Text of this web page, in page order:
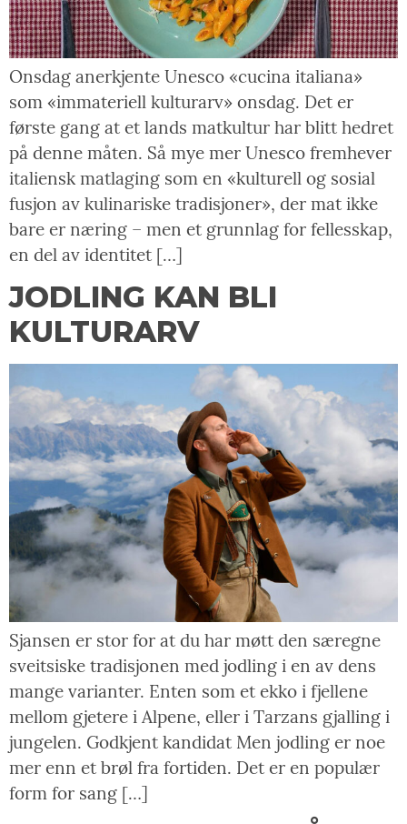
Onsdag anerkjente Unesco «cucina italiana»
som «immateriell kulturarv» onsdag. Det er
første gang at et lands matkultur har blitt hedret
på denne måten. Så mye mer Unesco fremhever
italiensk matlaging som en «kulturell og sosial
fusjon av kulinariske tradisjoner», der mat ikke
bare er næring – men et grunnlag for fellesskap,
en del av identitet […]
JODLING KAN BLI
KULTURARV
Sjansen er stor for at du har møtt den særegne
sveitsiske tradisjonen med jodling i en av dens
mange varianter. Enten som et ekko i fjellene
mellom gjetere i Alpene, eller i Tarzans gjalling i
jungelen. Godkjent kandidat Men jodling er noe
mer enn et brøl fra fortiden. Det er en populær
form for sang […]